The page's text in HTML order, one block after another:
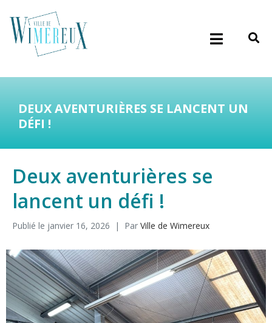
DEUX AVENTURIÈRES SE LANCENT UN
DÉFI !
Deux aventurières se
lancent un défi !
Publié le janvier 16, 2026 Par Ville de Wimereux